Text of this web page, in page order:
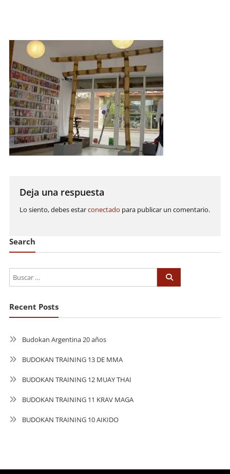
Deja una respuesta
Lo siento, debes estarconectado para publicar un comentario.
Search
Recent Posts
Budokan Argentina 20 años
BUDOKAN TRAINING 13 DE MMA
BUDOKAN TRAINING 12 MUAY THAI
BUDOKAN TRAINING 11 KRAV MAGA
BUDOKAN TRAINING 10 AIKIDO